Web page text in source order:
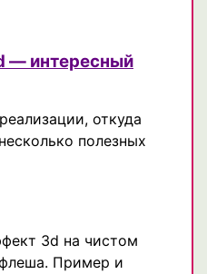
— интересный
откуда
полезных
3d на чистом
флеша. Пример и